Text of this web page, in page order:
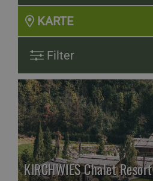
KARTE
Filter
KIRCHWIES Chalet Resort